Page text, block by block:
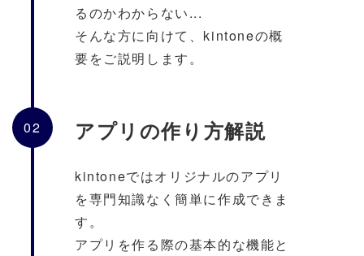
るのかわからない...
そんな方に向けて、kintoneの概
要をご説明します。
02 アプリの作り方解説
kintoneではオリジナルのアプリ
を専門知識なく簡単に作成できま
す。
アプリを作る際の基本的な機能と